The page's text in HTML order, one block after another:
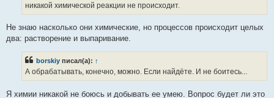
никакой химической реакции не происходит.
Не знаю насколько они химические, но процессов происходит целых
два: растворение и выпаривание.
borskiy писал(а): ↑
А обрабатывать, конечно, можно. Если найдёте. И не боитесь...
Я химии никакой не боюсь и добывать ее умею. Вопрос будет ли это